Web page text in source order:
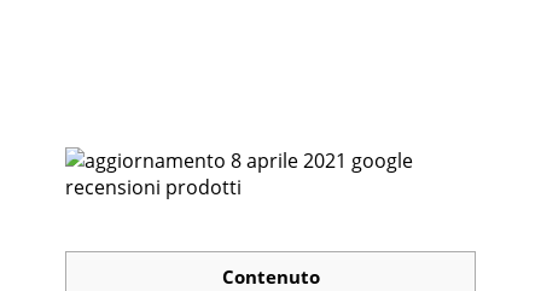
Contenuto